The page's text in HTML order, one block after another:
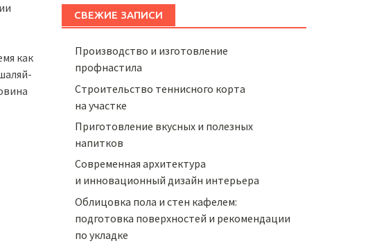
как
СВЕЖИЕ ЗАПИСИ
Производство и изготовление
профнастила
Строительство теннисного корта
на участке
Приготовление вкусных и полезных
напитков
Cовременная архитектура
и инновационный дизайн интерьера
Облицовка пола и стен кафелем:
подготовка поверхностей и рекомендации
по укладке